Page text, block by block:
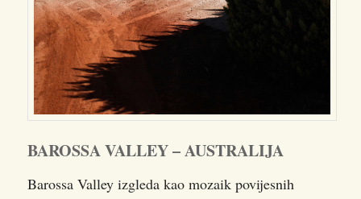
BAROSSA VALLEY – AUSTRALIJA
Barossa Valley izgleda kao mozaik povijesnih